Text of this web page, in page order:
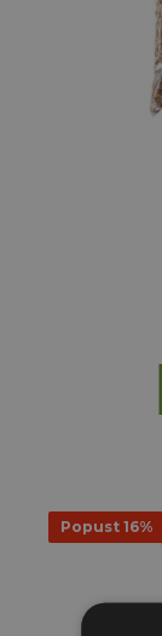
Popust 16%